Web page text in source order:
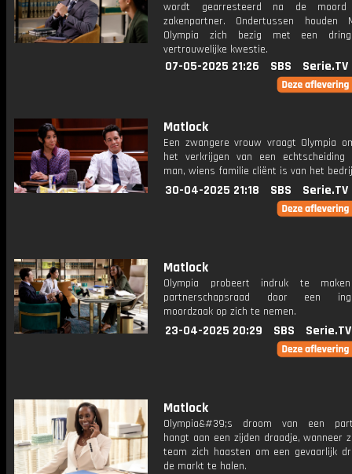
wordt gearresteerd na de
zakenpartner. Ondertussen houden
Olympia zich bezig met een
vertrouwelijke kwestie.
07-05-2025 21:26 SBS Serie.TV
Matlock
Een zwangere vrouw vraagt ​​Olympia
het verkrijgen van een echtscheiding
man, wiens familie cliënt is van het
30-04-2025 21:18 SBS Serie.TV
Matlock
Olympia probeert indruk te
partnerschapsraad door een
moordzaak op zich te nemen.
23-04-2025 20:29 SBS Serie.TV
Matlock
Olympia&#39;s droom van een
hangt aan een zijden draadje, wanneer
team zich haasten om een ​​gevaarlijk
de markt te halen.